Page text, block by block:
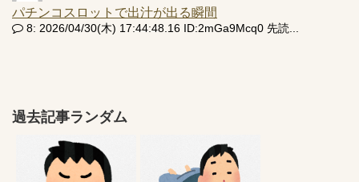
パチンコスロットで出汁が出る瞬間
8: 2026/04/30(木) 17:44:48.16 ID:2mGa9Mcq0 先読...
過去記事ランダム